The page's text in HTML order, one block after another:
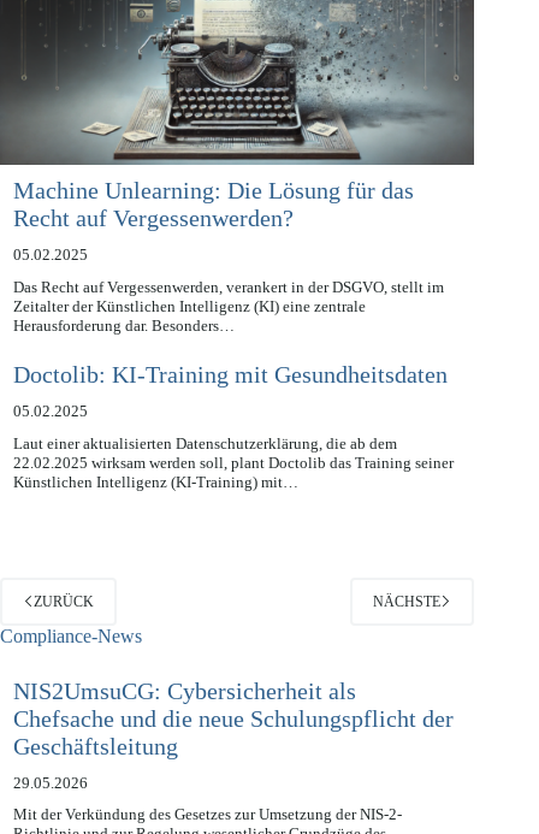
Machine Unlearning: Die Lösung für das
Recht auf Vergessenwerden?
05.02.2025
Das Recht auf Vergessenwerden, verankert in der DSGVO, stellt im
Zeitalter der Künstlichen Intelligenz (KI) eine zentrale
Doctolib: KI-Training mit Gesundheitsdaten
05.02.2025
Laut einer aktualisierten Datenschutzerklärung, die ab dem
22.02.2025 wirksam werden soll, plant Doctolib das Training seiner
ZURÜCK
NIS2UmsuCG: Cybersicherheit als
Chefsache und die neue Schulungspflicht der
Geschäftsleitung
29.05.2026